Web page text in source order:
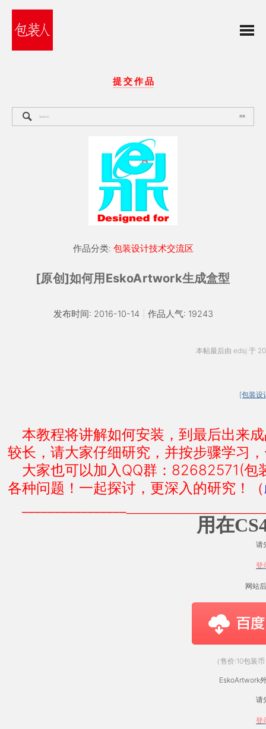
提 交 作 品
搜索
作品分类: 包装设计技术交流区
[原创]如何用EskoArtwork生成盒型
发布时间: 2016-10-14 作品人气: 19243
本帖最后由 edsj 于
[包装设
本教程将讲解如何安装，到最后出来
较长，请大家仔细研究，并按步骤学习
大家也可以加入QQ群：82682571(包
各种问题！一起探讨，更深入的研究！（
用在
请
登
网站
（售价:10包装
EskoArtwork
请
登